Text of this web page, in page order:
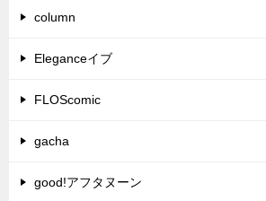
column
Eleganceイブ
FLOScomic
gacha
good!アフタヌーン